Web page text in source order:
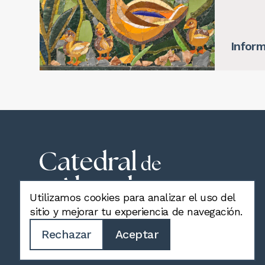
Utilizamos cookies para analizar el uso del
sitio y mejorar tu experiencia de navegación.
Rechazar Aceptar